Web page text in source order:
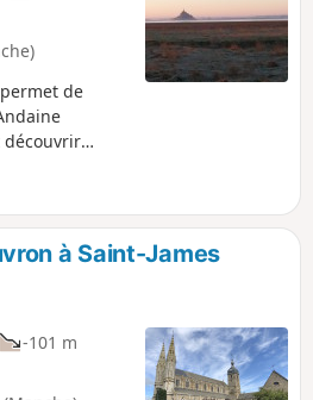
de
découvrir
herbus.
le matin au
ou le soir auà Saint-James
-101 m